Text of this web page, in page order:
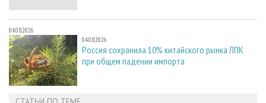
04.08.2026
04.08.2026
Россия сохранила 10% китайского рынка ЛПК
при общем падении импорта